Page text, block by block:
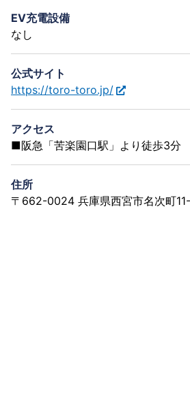
EV充電設備
なし
公式サイト
https://toro-toro.jp/
アクセス
■阪急「苦楽園口駅」より徒歩3分
住所
〒662-0024 兵庫県西宮市名次町